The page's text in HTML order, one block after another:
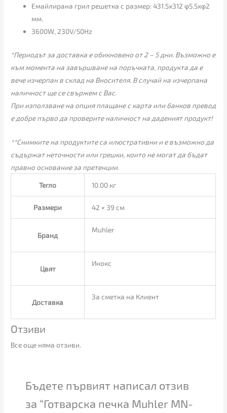
Емайлирана грил решетка с размер: 431.5х312 φ5.5хφ2
мм.
3600W, 230V/50Hz
*Периодът за доставка е обикновено от 2 – 5 дни. Възможно е
към момента на завършване на поръчката, продукта да е
вече изчерпан в склад на Вносителя. В случай на изчерпана
наличност ще се свържем с Вас.
При използване на опция плащане с карта или банков превод
е добре първо да проверите наличност на даденият продукт!
**Снимките на продуктите са илюстративни и е възможно да
съдържат неточности или грешки, които не могат да бъдат
правно основание за претенции.
Тегло 10.00 кг
Размери 42 × 39 см
Бранд
Muhler
Цвят
Инокс
Доставка
За сметка на Клиент
Отзиви
Все още няма отзиви.
Бъдете първият написал отзив
за “Готварска печка Muhler MN-